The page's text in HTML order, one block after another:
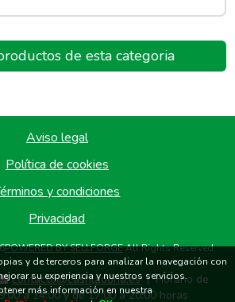
de esta categoria
Aviso legal
Política de cookies
y condiciones
Privacidad
POWERED BY SELLFORGEAll Rights Reserved.
contacto@cashladona.es | Horario de
a 14:00 y de 17:00 a 20:00 horas
y de terceros para analizar la navegación con
su experiencia y nuestros servicios.
más información en nuestra